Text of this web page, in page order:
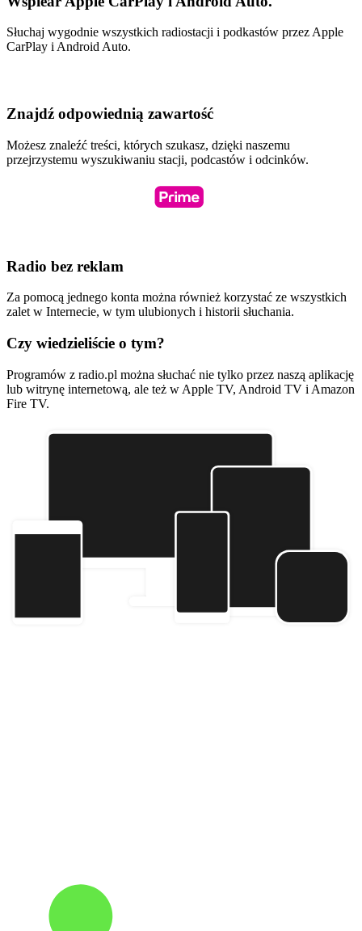
Słuchaj wygodnie wszystkich radiostacji i podkastów przez Apple
CarPlay i Android Auto.
Znajdź odpowiednią zawartość
Możesz znaleźć treści, których szukasz, dzięki naszemu
przejrzystemu wyszukiwaniu stacji, podcastów i odcinków.
Radio bez reklam
Za pomocą jednego konta można również korzystać ze wszystkich
zalet w Internecie, w tym ulubionych i historii słuchania.
Czy wiedzieliście o tym?
Programów z radio.pl można słuchać nie tylko przez naszą aplikację
lub witrynę internetową, ale też w Apple TV, Android TV i Amazon
Fire TV.